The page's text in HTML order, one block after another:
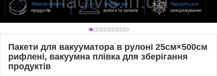
Пакети для вакууматора в рулоні 25см×500см
рифлені, вакуумна плівка для зберігання
продуктів